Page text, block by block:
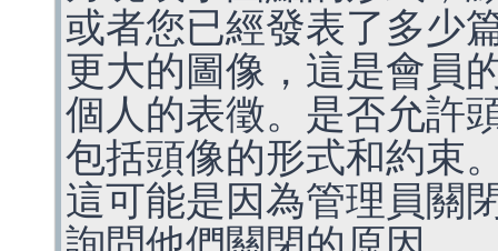
或者您已經發表了多少
更大的圖像，這是會員
個人的表徵。是否允許
包括頭像的形式和約束
這可能是因為管理員關